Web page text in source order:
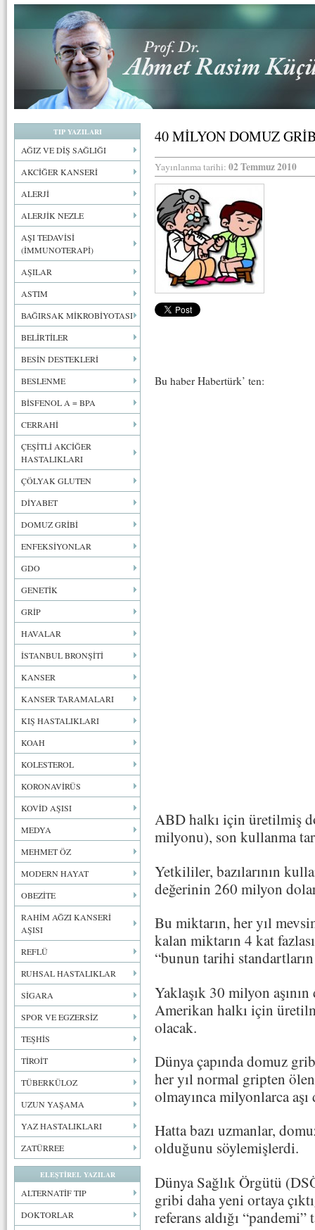
TIP YAZILARI
AĞIZ VE DİŞ SAĞLIĞI
AKCİĞER KANSERİ
ALERJİ
ALERJİK NEZLE
AŞI TEDAVİSİ
(İMMUNOTERAPİ)
AŞILAR
ASTIM
BAĞIRSAK MİKROBİYOTASI
BELİRTİLER
BESİN DESTEKLERİ
BESLENME
BİSFENOL A = BPA
CERRAHİ
ÇEŞİTLİ AKCİĞER
HASTALIKLARI
ÇÖLYAK GLUTEN
DİYABET
DOMUZ GRİBİ
ENFEKSİYONLAR
GDO
GENETİK
GRİP
HAVALAR
İSTANBUL BRONŞİTİ
KANSER
KANSER TARAMALARI
KIŞ HASTALIKLARI
KOAH
KOLESTEROL
KORONAVİRÜS
KOVİD AŞISI
MEDYA
MEHMET ÖZ
MODERN HAYAT
OBEZİTE
RAHİM AĞZI KANSERİ
AŞISI
REFLÜ
RUHSAL HASTALIKLAR
SİGARA
SPOR VE EGZERSİZ
TEŞHİS
TİROİT
TÜBERKÜLOZ
UZUN YAŞAMA
YAZ HASTALIKLARI
ZATÜRREE
ELEŞTİREL YAZILAR
ALTERNATİF TIP
DOKTORLAR
40 MİLYON DOMUZ
Yayınlanma tarihi: 02 Temmuz 2010
Bu haber Habertürk’ ten:
ABD halkı için üretilmiş
milyonu), son kullanma
Yetkililer, bazılarının
değerinin 260 milyon
Bu miktarın, her yıl
kalan miktarın 4 kat
“bunun tarihi
Yaklaşık 30 milyon
Amerikan halkı için
olacak.
Dünya çapında domuz
her yıl normal gripten
olmayınca milyonlarca aşı
Hatta bazı uzmanlar,
olduğunu söylemişlerdi.
Dünya Sağlık Örgütü
gribi daha yeni ortaya
referans aldığı “pandemi”